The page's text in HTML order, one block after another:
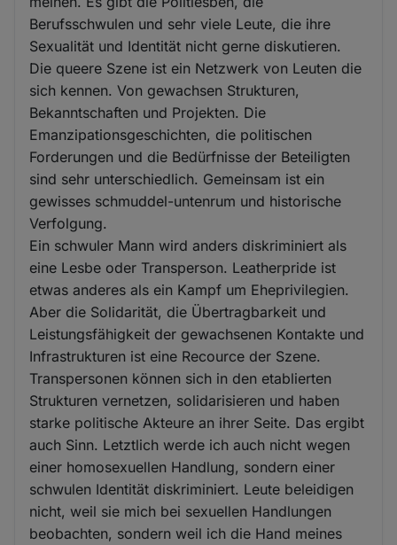
Berufsschwulen und sehr viele Leute, die ihre
Sexualität und Identität nicht gerne diskutieren.
Die queere Szene ist ein Netzwerk von Leuten die
sich kennen. Von gewachsen Strukturen,
Bekanntschaften und Projekten. Die
Emanzipationsgeschichten, die politischen
Forderungen und die Bedürfnisse der Beteiligten
sind sehr unterschiedlich. Gemeinsam ist ein
gewisses schmuddel-untenrum und historische
Verfolgung.
Ein schwuler Mann wird anders diskriminiert als
eine Lesbe oder Transperson. Leatherpride ist
etwas anderes als ein Kampf um Eheprivilegien.
Aber die Solidarität, die Übertragbarkeit und
Leistungsfähigkeit der gewachsenen Kontakte und
Infrastrukturen ist eine Recource der Szene.
Transpersonen können sich in den etablierten
Strukturen vernetzen, solidarisieren und haben
starke politische Akteure an ihrer Seite. Das ergibt
auch Sinn. Letztlich werde ich auch nicht wegen
einer homosexuellen Handlung, sondern einer
schwulen Identität diskriminiert. Leute beleidigen
nicht, weil sie mich bei sexuellen Handlungen
beobachten, sondern weil ich die Hand meines